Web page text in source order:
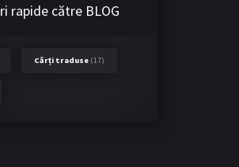
rapide către BLOG
Cărți traduse (17)